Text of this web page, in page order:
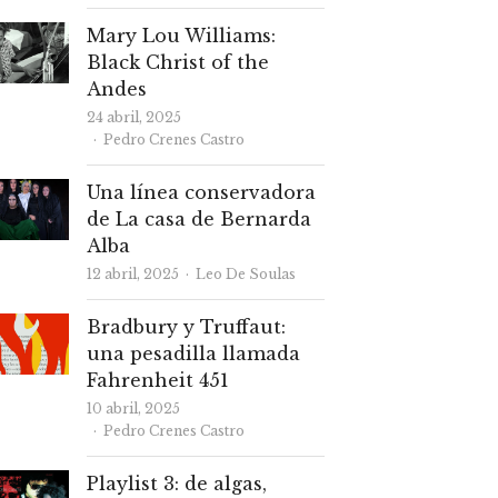
Mary Lou Williams:
Black Christ of the
Andes
24 abril, 2025
Autor
Pedro Crenes Castro
Una línea conservadora
de La casa de Bernarda
Alba
12 abril, 2025 Autor
Leo De Soulas
Bradbury y Truffaut:
una pesadilla llamada
Fahrenheit 451
10 abril, 2025
Autor
Pedro Crenes Castro
Playlist 3: de algas,